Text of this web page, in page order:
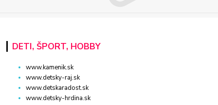
DETI, ŠPORT, HOBBY
www.kamenik.sk
www.detsky-raj.sk
www.detskaradost.sk
www.detsky-hrdina.sk